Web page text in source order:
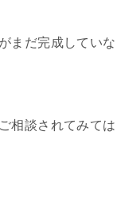
まだ完成してい
談されてみては